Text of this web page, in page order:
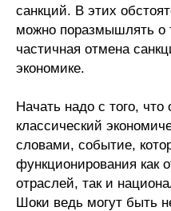
санкций. В этих
можно поразмышлять о
частичная отмена
экономике.
Начать надо с того,
классический
словами, событие,
функционирования как
отраслей, так и
Шоки ведь могут быть